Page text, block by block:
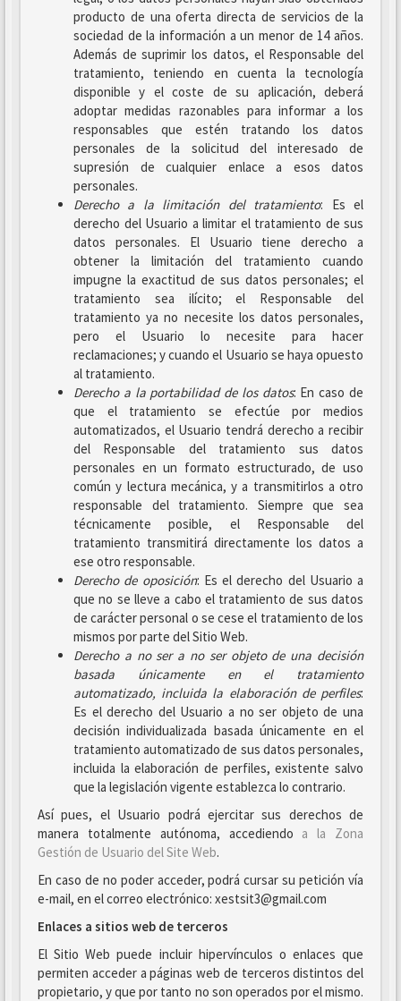
producto de una oferta directa de servicios de la
sociedad de la información a un menor de 14 años.
Además de suprimir los datos, el Responsable del
tratamiento, teniendo en cuenta la tecnología
disponible y el coste de su aplicación, deberá
adoptar medidas razonables para informar a los
responsables que estén tratando los datos
personales de la solicitud del interesado de
supresión de cualquier enlace a esos datos
personales.
Derecho a la limitación del tratamiento: Es el
derecho del Usuario a limitar el tratamiento de sus
datos personales. El Usuario tiene derecho a
obtener la limitación del tratamiento cuando
impugne la exactitud de sus datos personales; el
tratamiento sea ilícito; el Responsable del
tratamiento ya no necesite los datos personales,
pero el Usuario lo necesite para hacer
reclamaciones; y cuando el Usuario se haya opuesto
al tratamiento.
Derecho a la portabilidad de los datos: En caso de
que el tratamiento se efectúe por medios
automatizados, el Usuario tendrá derecho a recibir
del Responsable del tratamiento sus datos
personales en un formato estructurado, de uso
común y lectura mecánica, y a transmitirlos a otro
responsable del tratamiento. Siempre que sea
técnicamente posible, el Responsable del
tratamiento transmitirá directamente los datos a
ese otro responsable.
Derecho de oposición: Es el derecho del Usuario a
que no se lleve a cabo el tratamiento de sus datos
de carácter personal o se cese el tratamiento de los
mismos por parte del Sitio Web.
Derecho a no ser a no ser objeto de una decisión
basada únicamente en el tratamiento
automatizado, incluida la elaboración de perfiles:
Es el derecho del Usuario a no ser objeto de una
decisión individualizada basada únicamente en el
tratamiento automatizado de sus datos personales,
incluida la elaboración de perfiles, existente salvo
que la legislación vigente establezca lo contrario.
Así pues, el Usuario podrá ejercitar sus derechos de
manera totalmente autónoma, accediendo a la Zona
Gestión de Usuario del Site Web.
En caso de no poder acceder, podrá cursar su petición vía
e-mail, en el correo electrónico: xestsit3@gmail.com
Enlaces a sitios web de terceros
El Sitio Web puede incluir hipervínculos o enlaces que
permiten acceder a páginas web de terceros distintos del
propietario, y que por tanto no son operados por el mismo.